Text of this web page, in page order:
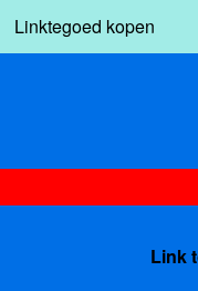
Linktegoed kopen
Link